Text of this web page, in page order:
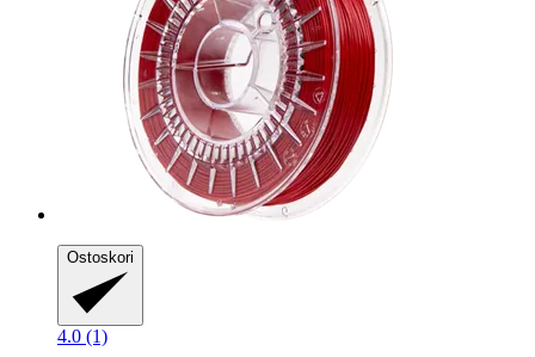
Ostoskori
4.0 (1)